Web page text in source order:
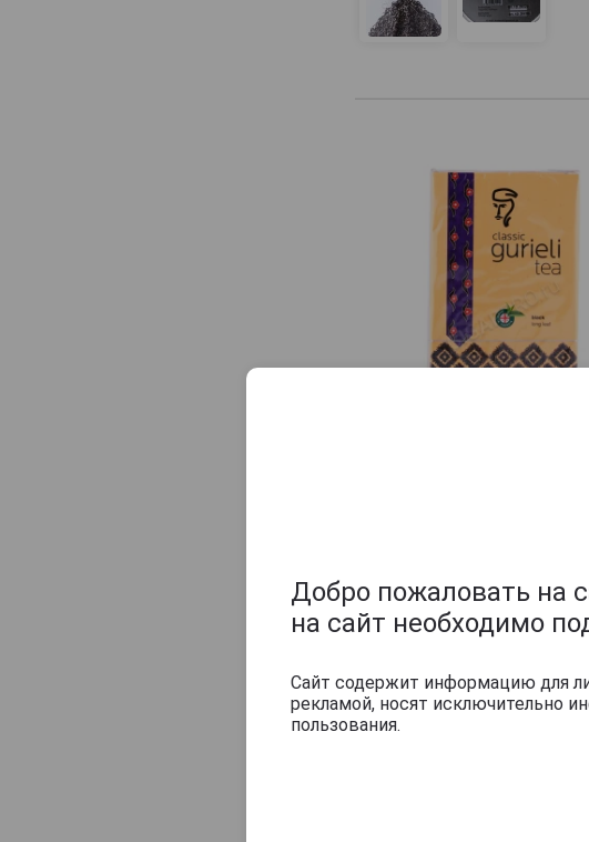
Добро пожаловать на
на сайт необходимо
Сайт содержит информацию для
рекламой, носят исключительно
пользования.